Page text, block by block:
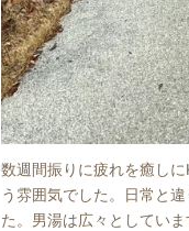
数週間振りに疲れを癒し
う雰囲気でした。日常と
た。男湯は広々としてい